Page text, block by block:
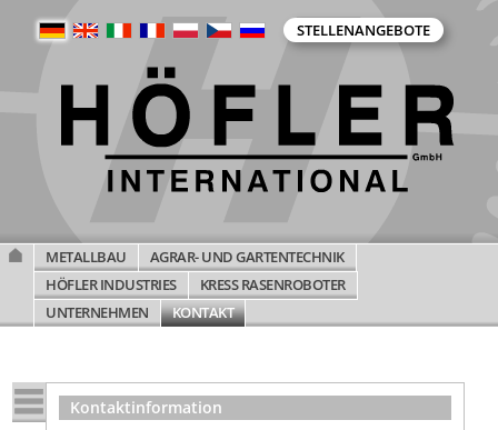
STELLENANGEBOTE
METALLBAU
AGRAR- UND GARTENTECHNIK
HÖFLER INDUSTRIES
KRESS RASENROBOTER
UNTERNEHMEN
KONTAKT
Kontaktinformation